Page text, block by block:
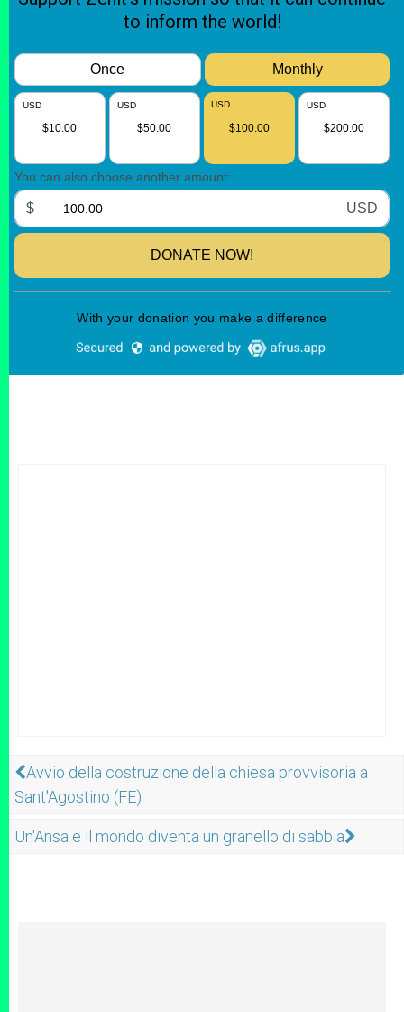
Avvio della costruzione della chiesa provvisoria a
Sant'Agostino (FE)
Un'Ansa e il mondo diventa un granello di sabbia